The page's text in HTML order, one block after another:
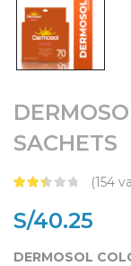
SACHETS
(154
S/40.25
DERMOSOL